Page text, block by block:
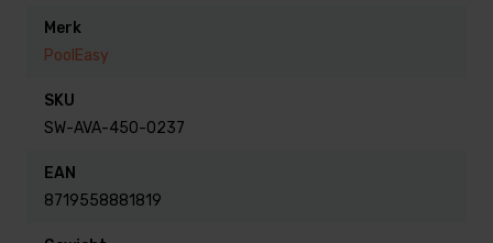
Voorzien van een alarm om overdosering van chloor
te voorkomen.
Compleet
Wij leveren dit systeem compleet met een
Merk
PoolEasy
SKU
SW-AVA-450-0237
EAN
8719558881819